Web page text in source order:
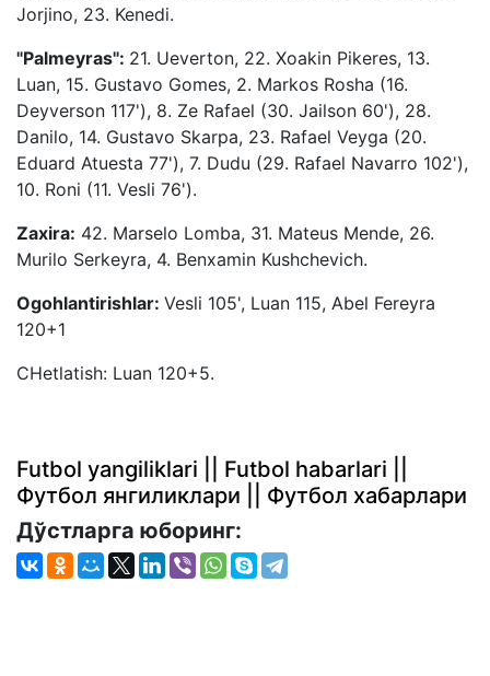
Jorjino, 23. Kenedi.
"Palmeyras": 21. Ueverton, 22. Xoakin Pikeres, 13.
Luan, 15. Gustavo Gomes, 2. Markos Rosha (16.
Deyverson 117'), 8. Ze Rafael (30. Jailson 60'), 28.
Danilo, 14. Gustavo Skarpa, 23. Rafael Veyga (20.
Eduard Atuesta 77'), 7. Dudu (29. Rafael Navarro 102'),
10. Roni (11. Vesli 76').
Zaxira: 42. Marselo Lomba, 31. Mateus Mende, 26.
Murilo Serkeyra, 4. Benxamin Kushchevich.
Ogohlantirishlar: Vesli 105', Luan 115, Abel Fereyra
120+1
CHetlatish: Luan 120+5.
Futbol yangiliklari || Futbol habarlari ||
Футбол янгиликлари || Футбол хабарлари
Дўстларга юборинг: